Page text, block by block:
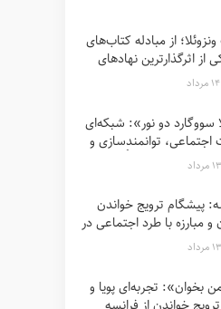
از مبادله کتاب‌های
از اثرگذارترین نهادهای
در آمریکای لاتین
سووگارد دو نور»: شبکه‌ای
اجتماعی، توانمندسازی و
(آ. د. اِن. اِس. اُ. آ سابق)
پیشگام ترویج خواندن
و مبارزه با طرد اجتماعی در
بخوان»: تجربه‌ای پویا و